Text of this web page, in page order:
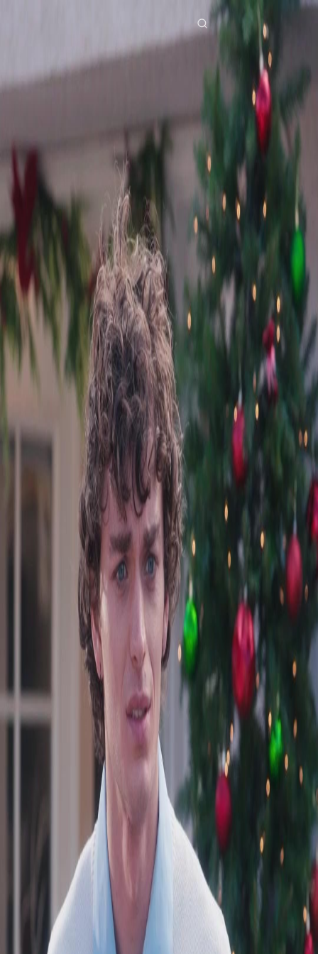
intercambio de esposos Episodio 54
Desbloquear este episodio
Intercambio de esposos
Episodio
Arrepentido busca su amor
Arrepentimiento
Intercambio de esposos
Lyra fingió perder la memoria para probar a su esposo, pero él la entregó sin piedad a su
propio hermano, llamándolo su verdadero marido. Así descubrió una doble vida de traición
y deseo prohibido. Entre un esposo falso que la protegió y uno real que la destruyó, el
juego apenas comenzó.